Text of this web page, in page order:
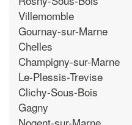
Villemomble
Gournay-sur-Marne
Chelles
Champigny-sur-Marne
Le-Plessis-Trevise
Clichy-Sous-Bois
Gagny
Nogent-sur-Marne